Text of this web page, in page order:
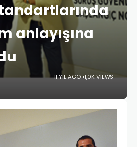
anlayışına
11 YIL AGO 1,0K VIEWS